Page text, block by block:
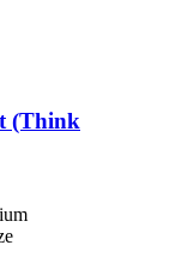
(Think